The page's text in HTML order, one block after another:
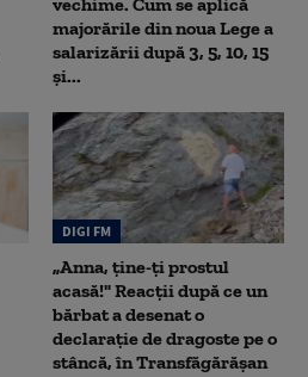
majorările din noua Lege a
salarizării după 3, 5, 10, 15
și...
DIGI FM
„Anna, ţine-ţi prostul
acasă!" Reacţii după ce un
bărbat a desenat o
declaraţie de dragoste pe o
stâncă, în Transfăgărăşan